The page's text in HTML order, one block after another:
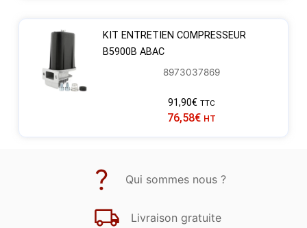
KIT ENTRETIEN COMPRESSEUR
B5900B ABAC
8973037869
91,90€ TTC
76,58€ HT
Qui sommes nous ?
Livraison gratuite